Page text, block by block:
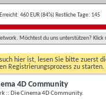
460 EUR (84%) Restliche Tage: 145
Möchtest du uns unterstützen? Klick
hier ist, lesen Sie bitte zuerst
Registrierungsprozess zu
4D Community
:: Die Cinema 4D Community.